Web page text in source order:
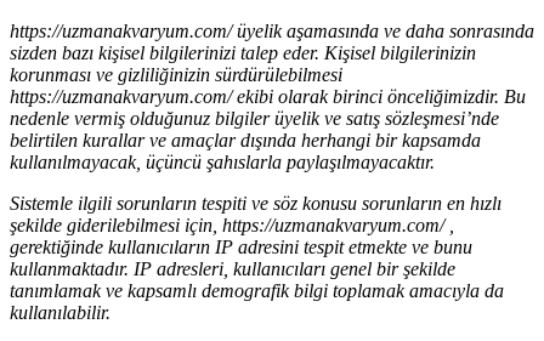
https://uzmanakvaryum.com/ üyelik aşamasında ve daha sonrasında
sizden bazı kişisel bilgilerinizi talep eder. Kişisel bilgilerinizin
korunması ve gizliliğinizin sürdürülebilmesi
https://uzmanakvaryum.com/ ekibi olarak birinci önceliğimizdir. Bu
nedenle vermiş olduğunuz bilgiler üyelik ve satış sözleşmesi’nde
belirtilen kurallar ve amaçlar dışında herhangi bir kapsamda
kullanılmayacak, üçüncü şahıslarla paylaşılmayacaktır.
Sistemle ilgili sorunların tespiti ve söz konusu sorunların en hızlı
şekilde giderilebilmesi için, https://uzmanakvaryum.com/ ,
gerektiğinde kullanıcıların IP adresini tespit etmekte ve bunu
kullanmaktadır. IP adresleri, kullanıcıları genel bir şekilde
tanımlamak ve kapsamlı demografik bilgi toplamak amacıyla da
kullanılabilir.